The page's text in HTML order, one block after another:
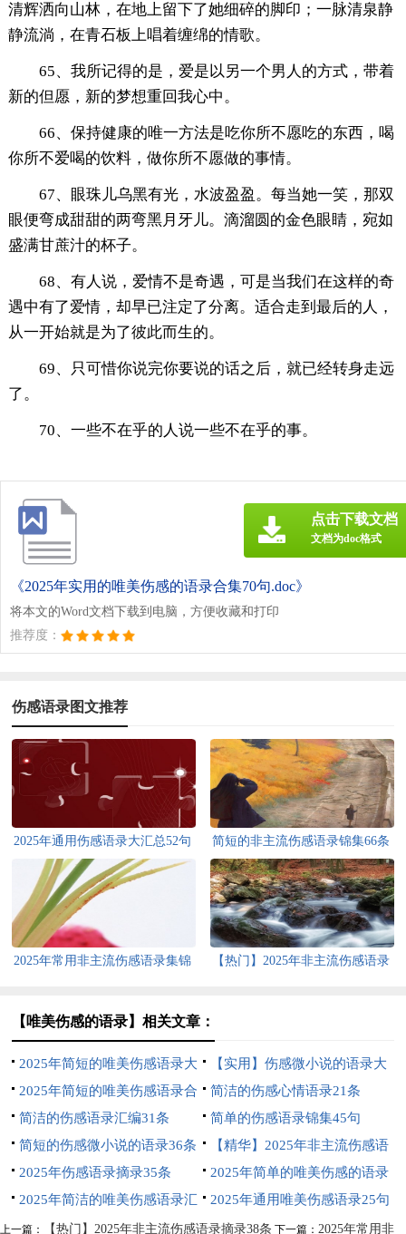
清辉洒向山林，在地上留下了她细碎的脚印；一脉清泉静
静流淌，在青石板上唱着缠绵的情歌。
65、我所记得的是，爱是以另一个男人的方式，带着
新的但愿，新的梦想重回我心中。
66、保持健康的唯一方法是吃你所不愿吃的东西，喝
你所不爱喝的饮料，做你所不愿做的事情。
67、眼珠儿乌黑有光，水波盈盈。每当她一笑，那双
眼便弯成甜甜的两弯黑月牙儿。滴溜圆的金色眼睛，宛如
盛满甘蔗汁的杯子。
68、有人说，爱情不是奇遇，可是当我们在这样的奇
遇中有了爱情，却早已注定了分离。适合走到最后的人，
从一开始就是为了彼此而生的。
69、只可惜你说完你要说的话之后，就已经转身走远
了。
70、一些不在乎的人说一些不在乎的事。
《2025年实用的唯美伤感的语录合集70句.doc》
将本文的Word文档下载到电脑，方便收藏和打印
推荐度：
点击下载文档
文档为doc格式
伤感语录图文推荐
2025年通用伤感语录大汇总52句 简短的非主流伤感语录锦集66条
2025年常用非主流伤感语录集锦
【热门】2025年非主流伤感语录
【唯美伤感的语录】相关文章：
2025年简短的唯美伤感语录大
合集79句
【实用】伤感微小说的语录大
集合65句
2025年简短的唯美伤感语录合
集63句
简洁的伤感心情语录21条
简洁的伤感语录汇编31条
简单的伤感语录锦集45句
简短的伤感微小说的语录36条
【精华】2025年非主流伤感语
录35条
2025年伤感语录摘录35条
2025年简单的唯美伤感的语录
合集40条
2025年简洁的唯美伤感语录汇
编59条
2025年通用唯美伤感语录25句
上一篇： 【热门】2025年非主流伤感语录摘录38条 下一篇： 2025年常用非